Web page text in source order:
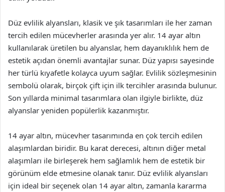
Düz evlilik alyansları, klasik ve şık tasarımları ile her zaman
tercih edilen mücevherler arasında yer alır. 14 ayar altın
kullanılarak üretilen bu alyanslar, hem dayanıklılık hem de
estetik açıdan önemli avantajlar sunar. Düz yapısı sayesinde
her türlü kıyafetle kolayca uyum sağlar. Evlilik sözleşmesinin
sembolü olarak, birçok çift için ilk tercihler arasında bulunur.
Son yıllarda minimal tasarımlara olan ilgiyle birlikte, düz
alyanslar yeniden popülerlik kazanmıştır.
14 ayar altın, mücevher tasarımında en çok tercih edilen
alaşımlardan biridir. Bu karat derecesi, altının diğer metal
alaşımları ile birleşerek hem sağlamlık hem de estetik bir
görünüm elde etmesine olanak tanır. Düz evlilik alyansları
için ideal bir seçenek olan 14 ayar altın, zamanla kararma